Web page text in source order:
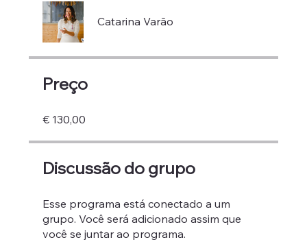
Catarina Varão
Preço
€ 130,00
Discussão do grupo
Esse programa está conectado a um
grupo. Você será adicionado assim que
você se juntar ao programa.